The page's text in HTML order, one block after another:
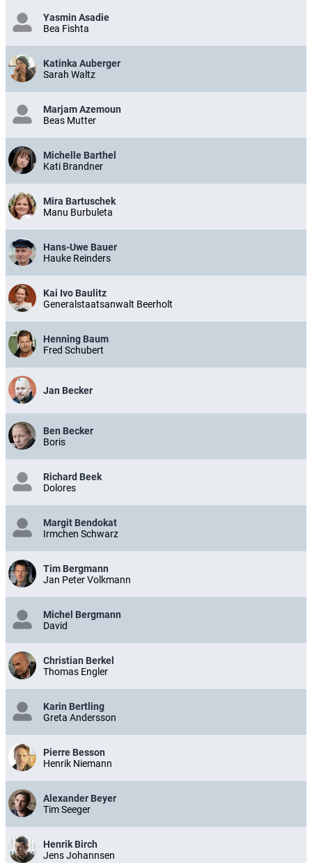
Yasmin Asadie
Bea Fishta
Katinka Auberger
Sarah Waltz
Marjam Azemoun
Beas Mutter
Michelle Barthel
Kati Brandner
Mira Bartuschek
Manu Burbuleta
Hans-Uwe Bauer
Hauke Reinders
Kai Ivo Baulitz
Generalstaatsanwalt Beerholt
Henning Baum
Fred Schubert
Jan Becker
Ben Becker
Boris
Richard Beek
Dolores
Margit Bendokat
Irmchen Schwarz
Tim Bergmann
Jan Peter Volkmann
Michel Bergmann
David
Christian Berkel
Thomas Engler
Karin Bertling
Greta Andersson
Pierre Besson
Henrik Niemann
Alexander Beyer
Tim Seeger
Henrik Birch
Jens Johannsen